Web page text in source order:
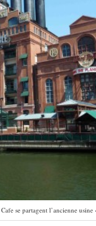
se partagent l’ancienne